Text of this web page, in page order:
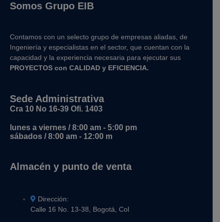
Somos Grupo EIB
Contamos con un selecto grupo de empresas aliadas, de
Ingeniería y especialistas en el sector, que cuentan con la
capacidad y la experiencia necesaria para ejecutar sus
PROYECTOS con CALIDAD y EFICIENCIA.
Sede Administrativa
Cra 10 No 16-39 Ofi. 1403
lunes a viernes / 8:00 am - 5:00 pm
sábados / 8:00 am - 12:00 m
Almacén y punto de venta
Dirección:
Calle 16 No. 13-38, Bogotá, Col